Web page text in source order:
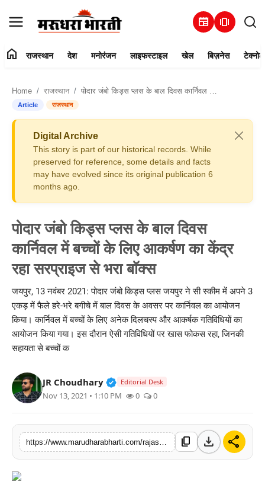
newspaper amp_stories
संपर्क करें
राजस्थान
मनोरंजन
लाइफस्टाइल
खेल
बिज़नेस
टेक्नोलॉजी
शिक्षा
home राजस्थान देश मनोरंजन लाइफस्टाइल खेल बिज़नेस
Home राजस्थान पोदार जंबो किड्स प्लस के बाल दिवस कार्निवल में बच्चों के लिए आकर्षण का केंद्र रहा सरप्राइज से भरा बॉक्स
Article राजस्थान
Digital Archive
This story is part of our historical records. While
preserved for reference, some details and facts
may have evolved since its original publication 6
months ago.
पोदार जंबो किड्स प्लस के बाल दिवस
कार्निवल में बच्चों के लिए आकर्षण का केंद्र
रहा सरप्राइज से भरा बॉक्स
जयपुर, 13 नवंबर 2021: पोदार जंबो किड्स प्लस जयपुर ने सी स्कीम में अपने 3
एकड़ में फैले हरे-भरे बगीचे में बाल दिवस के अवसर पर कार्निवल का आयोजन
किया। कार्निवल में बच्चों के लिए अनेक दिलचस्प और आकर्षक गतिविधियों का
आयोजन किया गया। इस दौरान ऐसी गतिविधियों पर खास फोकस रहा, जिनकी
सहायता से बच्चों क
JR Choudhary Verified Public Figure • 30 Mar,
Editorial Desk
Nov 13, 2021 • 1:10 PM 0 0
content_copy download share